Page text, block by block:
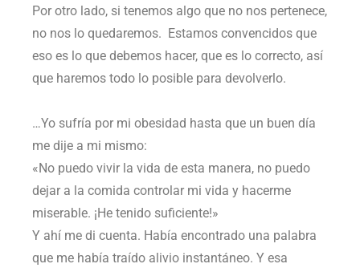
Por otro lado, si tenemos algo que no nos pertenece,
no nos lo quedaremos. Estamos convencidos que
eso es lo que debemos hacer, que es lo correcto, así
que haremos todo lo posible para devolverlo.
…Yo sufría por mi obesidad hasta que un buen día
me dije a mi mismo:
«No puedo vivir la vida de esta manera, no puedo
dejar a la comida controlar mi vida y hacerme
miserable. ¡He tenido suficiente!»
Y ahí me di cuenta. Había encontrado una palabra
que me había traído alivio instantáneo. Y esa